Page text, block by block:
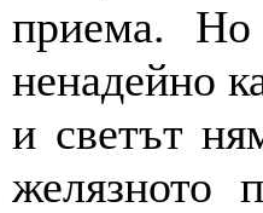
приема.
ненадейно
и светът
желязното